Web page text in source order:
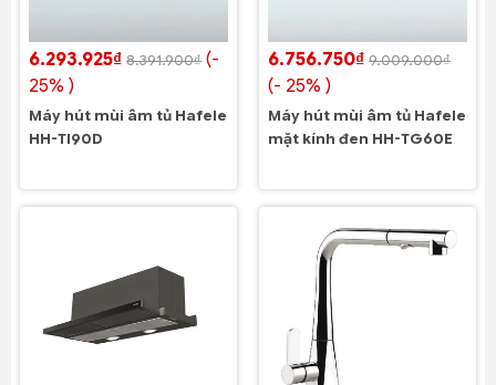
6.293.925₫ 8.391.900₫ (-
25% )
Máy hút mùi âm tủ Hafele
HH-TI90D
6.756.750₫ 9.009.000₫
(- 25% )
Máy hút mùi âm tủ Hafele
mặt kính đen HH-TG60E